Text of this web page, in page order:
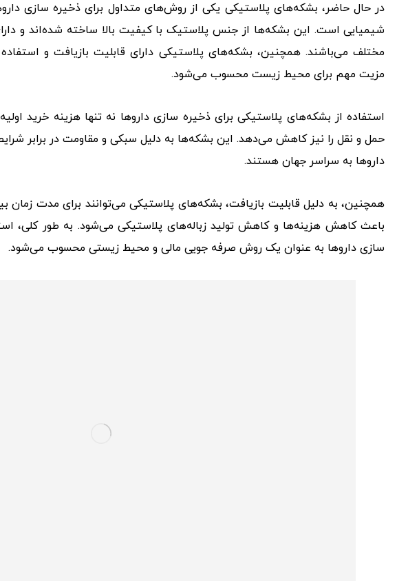
در حال حاضر، بشکه‌های پلاستیکی یکی از روش‌های متداول برای ذخیره سازی
شیمیایی است. این بشکه‌ها از جنس پلاستیک با کیفیت بالا ساخته شده‌اند و
مختلف می‌باشند. همچنین، بشکه‌های پلاستیکی دارای قابلیت بازیافت و
مزیت مهم برای محیط زیست محسوب می‌شود.
استفاده از بشکه‌های پلاستیکی برای ذخیره سازی داروها نه تنها هزینه خرید
حمل و نقل را نیز کاهش می‌دهد. این بشکه‌ها به دلیل سبکی و مقاومت در برابر
داروها به سراسر جهان هستند.
همچنین، به دلیل قابلیت بازیافت، بشکه‌های پلاستیکی می‌توانند برای مدت زمان
باعث کاهش هزینه‌ها و کاهش تولید زباله‌های پلاستیکی می‌شود. به طور کلی،
سازی داروها به عنوان یک روش صرفه جویی مالی و محیط زیستی محسوب می‌شود.